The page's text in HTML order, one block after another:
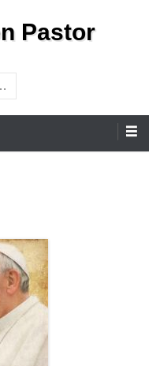
Pastor